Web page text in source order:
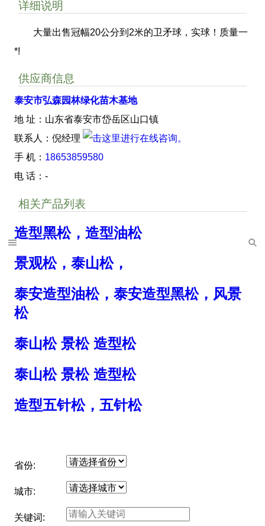
详细说明
大量出售冠幅20公分到2米的卫矛球，实球！质量一
*!
供应商信息
泰安市弘森园林绿化苗木基地
地 址：山东省泰安市岱岳区山口镇
联系人：倪经理
手 机： 18653859580
电 话：-
相关产品列表
造型黑松，造型油松
景观松，泰山松，
泰安造型油松，泰安造型黑松，风景
松
泰山松 景松 造型松
泰山松 景松 造型松
造型五针松，五针松
省份:
城市:
关键词: